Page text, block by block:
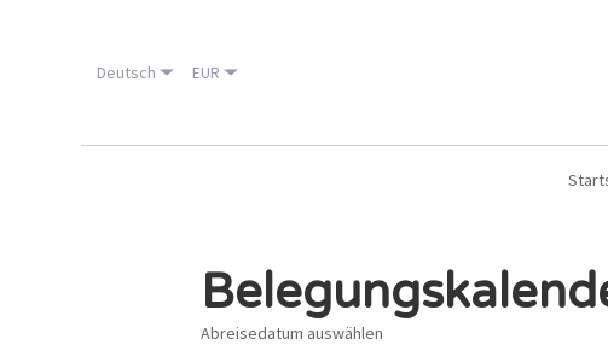
Deutsch EUR
Abreisedatum auswählen